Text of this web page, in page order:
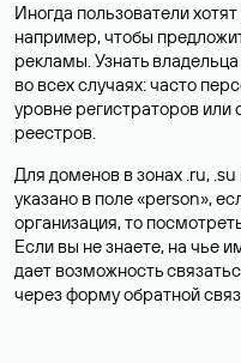
Иногда пользователи
например, чтобы
рекламы. Узнать
во всех случаях: часто
уровне регистраторов
реестров.
Для доменов в зонах .ru,
указано в поле «person»,
организация, то
Если вы не знаете, на чье
дает возможность
через форму обратной